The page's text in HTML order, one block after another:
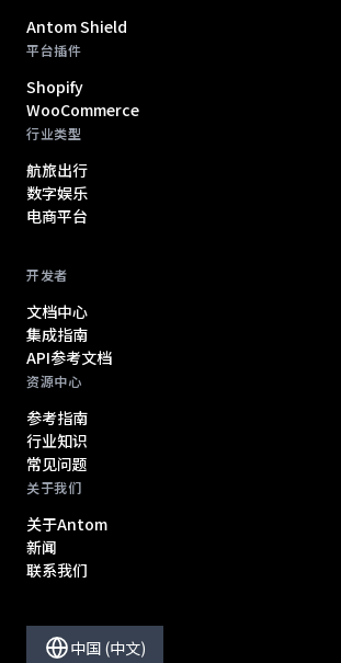
Antom Shield
平台插件
Shopify
WooCommerce
行业类型
航旅出行
数字娱乐
电商平台
开发者
文档中心
集成指南
API参考文档
资源中心
参考指南
行业知识
常见问题
关于我们
关于Antom
新闻
联系我们
中国 (中文)